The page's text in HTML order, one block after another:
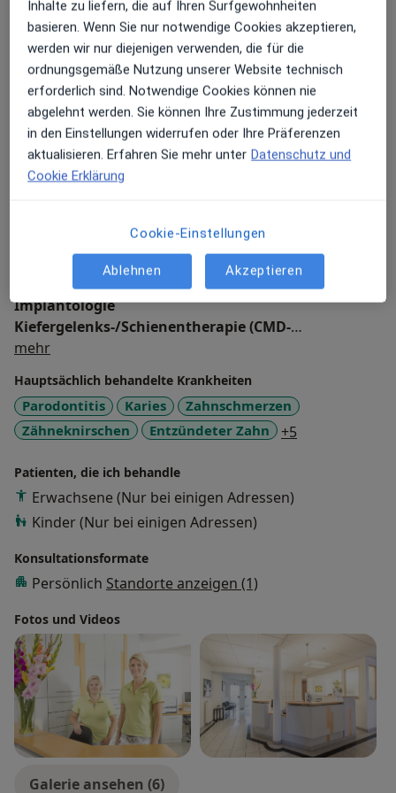
Endodontie - Maschinelle Wurzelbehandlung
Schlafmedizin
Mein weiteres Leistungs­spektrum
Ein unverbindliches Gespräch und eine eingehende
Beratung geben Ihnen einen Einblick über die
Möglichkeiten der Therapie in Ihrem speziellen
Patientenfall.
Kinderbehandlung
Ästhetische Zahnheilkunde
Zahnersatz/Prothetik
Implantologie
Kiefergelenks-/Schienentherapie (CMD-
Craniomanidbuläre Dysfunktion)
mehrÜber mich
Hauptsächlich behandelte Krankheiten
Parodontitis Karies
Zahnschmerzen
Zähneknirschen
Entzündeter Zahn +5
Patienten, die ich behandle
Erwachsene (Nur bei einigen Adressen)
Kinder (Nur bei einigen Adressen)
Konsultationsformate
Persönlich Standorte anzeigen (1)
Fotos und Videos
Galerie ansehen (6)
Inhalte zu liefern, die auf Ihren Surfgewohnheiten
basieren. Wenn Sie nur notwendige Cookies akzeptieren,
werden wir nur diejenigen verwenden, die für die
ordnungsgemäße Nutzung unserer Website technisch
erforderlich sind. Notwendige Cookies können nie
abgelehnt werden. Sie können Ihre Zustimmung jederzeit
in den Einstellungen widerrufen oder Ihre Präferenzen
aktualisieren. Erfahren Sie mehr unter Datenschutz und
Cookie Erklärung
Cookie-Einstellungen
Ablehnen Akzeptieren